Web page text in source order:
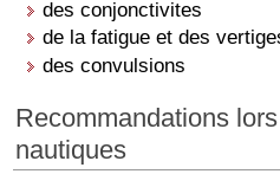
des conjonctivites
de la fatigue et des
des convulsions
Recommandations
nautiques